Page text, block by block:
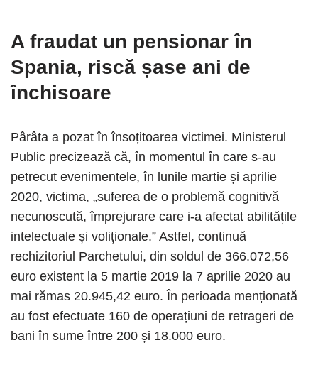
A fraudat un pensionar în
Spania, riscă șase ani de
închisoare
Pârâta a pozat în însoțitoarea victimei. Ministerul
Public precizează că, în momentul în care s-au
petrecut evenimentele, în lunile martie și aprilie
2020, victima, „suferea de o problemă cognitivă
necunoscută, împrejurare care i-a afectat abilitățile
intelectuale și voliționale.” Astfel, continuă
rechizitoriul Parchetului, din soldul de 366.072,56
euro existent la 5 martie 2019 la 7 aprilie 2020 au
mai rămas 20.945,42 euro. În perioada menționată
au fost efectuate 160 de operațiuni de retrageri de
bani în sume între 200 și 18.000 euro.